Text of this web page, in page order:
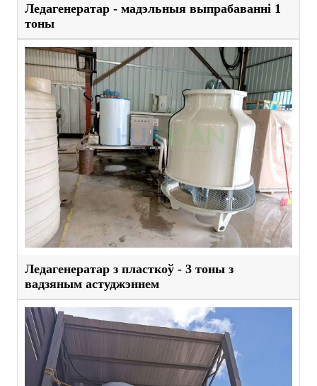
Ледагенератар - мадэльныя выпрабаванні 1
тоны
Ледагенератар з пласткоў - 3 тоны з
вадзяным астуджэннем